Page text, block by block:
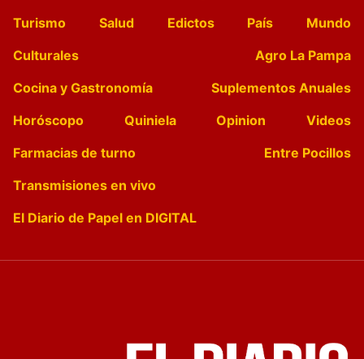
Turismo
Salud Edictos País
Mundo
Culturales
Agro La Pampa
Cocina y Gastronomía
Suplementos Anuales
Horóscopo
Quiniela Opinion
Videos
Farmacias de turno
Entre Pocillos
Transmisiones en vivo
El Diario de Papel en DIGITAL